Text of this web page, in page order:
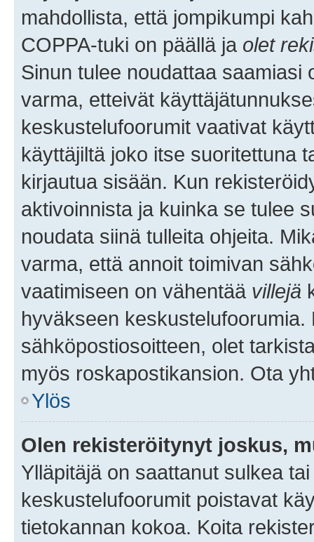
mahdollista, että jompikumpi
COPPA-tuki on päällä ja olet
Sinun tulee noudattaa saamiasi
varma, etteivät
keskustelufoorumit vaativat
käyttäjiltä joko itse suoritettuna
kirjautua sisään. Kun
aktivoinnista ja kuinka se tulee
noudata siinä tulleita ohjeita.
varma, että annoit toimivan
vaatimiseen on vähentää villejä
hyväkseen
sähköpostiosoitteen, olet
myös roskapostikansion. Ota
Ylös
Olen rekisteröitynyt joskus,
Ylläpitäjä on saattanut sulkea
keskustelufoorumit poistavat
tietokannan kokoa. Koita